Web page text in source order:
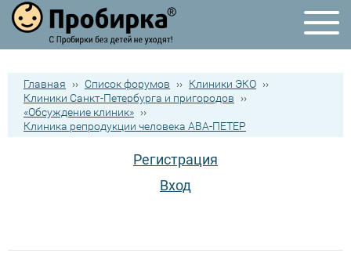
Главная ›› Список форумов ›› Клиники ЭКО ››
Клиники Санкт-Петербурга и пригородов
››
«Обсуждение клиник» ››
Клиника репродукции человека АВА-ПЕТЕР
Регистрация
Вход